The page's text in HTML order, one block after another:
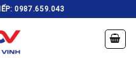
0987.659.043